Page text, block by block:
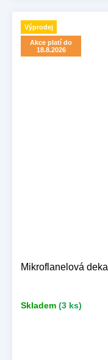
Výprodej
Akce platí do
18.8.2026
Mikroflanelová
Skladem (3 ks)